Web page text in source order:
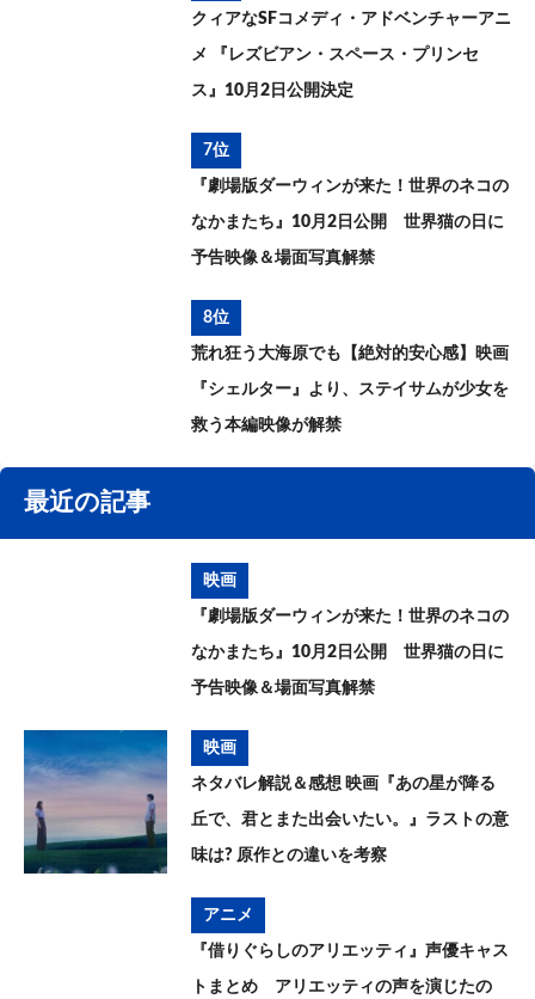
クィアなSFコメディ・アドベンチャーアニ
メ 『レズビアン・スペース・プリンセ
ス』10月2日公開決定
7位
『劇場版ダーウィンが来た！世界のネコの
なかまたち』10月2日公開 世界猫の日に
予告映像＆場面写真解禁
8位
荒れ狂う大海原でも【絶対的安心感】映画
『シェルター』より、ステイサムが少女を
救う本編映像が解禁
最近の記事
映画
『劇場版ダーウィンが来た！世界のネコの
なかまたち』10月2日公開 世界猫の日に
予告映像＆場面写真解禁
映画
ネタバレ解説＆感想 映画『あの星が降る
丘で、君とまた出会いたい。』ラストの意
味は? 原作との違いを考察
アニメ
『借りぐらしのアリエッティ』声優キャス
トまとめ アリエッティの声を演じたの